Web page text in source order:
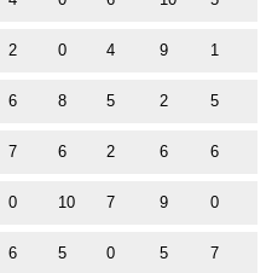
2 0 4 9 1
6 8 5 2 5
7 6 2 6 6
0 10 7 9 0
6 5 0 5 7